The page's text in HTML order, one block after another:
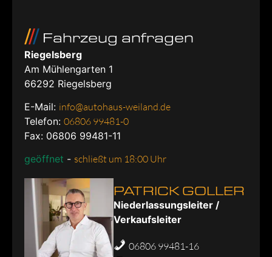
Fahrzeug anfragen
Riegelsberg
Am Mühlengarten 1
66292 Riegelsberg
E-Mail: info@autohaus-weiland.de
Telefon: 06806 99481-0
Fax: 06806 99481-11
geöffnet - schließt um 18:00 Uhr
PATRICK GOLLER
Niederlassungsleiter /
Verkaufsleiter
06806 99481-16